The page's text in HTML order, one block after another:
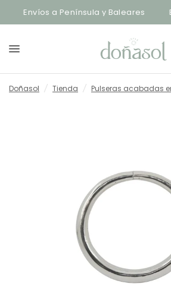
Envíos a Península y Baleares
Doñasol / Tienda / Pulseras acabadas